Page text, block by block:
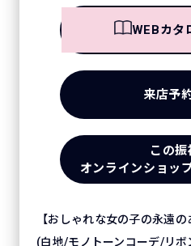
WEBカタ
来店予
この振
オンラインショッ
【おしゃれな女の子の永遠の
(白地/モノトーンコーデ/リ